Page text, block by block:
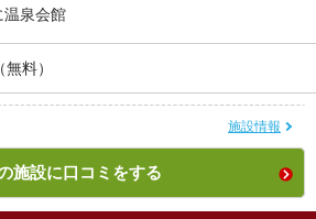
泉会館
料）
施設情報
施設に口コミをする